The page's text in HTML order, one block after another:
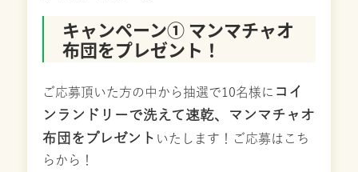
キャンペーン① マンマチャオ
布団をプレゼント！
ご応募頂いた方の中から抽選で10名様に コイ
ンランドリーで洗えて速乾、マンマチャオ
布団をプレゼント いたします！ご応募はこち
らから！